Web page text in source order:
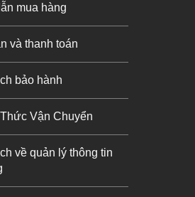
mua hàng
và thanh toán
bảo hành
Vận Chuyển
về quản lý thông tin